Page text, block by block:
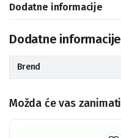
Dodatne informacije
Dodatne informacije
Brend
Možda će vas zanimati